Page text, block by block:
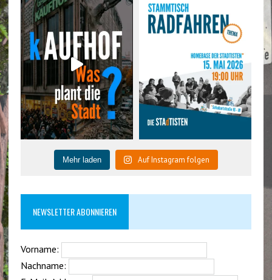
Mehr laden Auf Instagram folgen
NEWSLETTER ABONNIEREN
Vorname:
Nachname: